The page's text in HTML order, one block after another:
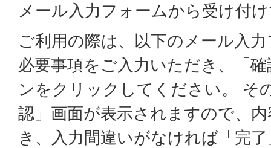
メール入力フォームから受け付
ご利用の際は、以下のメール入
必要事項をご入力いただき、「
ンをクリックしてください。 そ
認」画面が表示されますので、
き、入力間違いがなければ「完